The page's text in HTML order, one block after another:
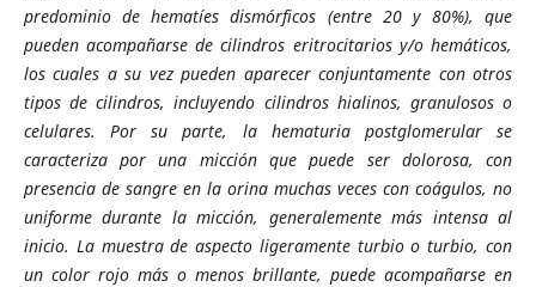
predominio de hematíes dismórficos (entre 20 y 80%), que
pueden acompañarse de cilindros eritrocitarios y/o hemáticos,
los cuales a su vez pueden aparecer conjuntamente con otros
tipos de cilindros, incluyendo cilindros hialinos, granulosos o
celulares. Por su parte, la hematuria postglomerular se
caracteriza por una micción que puede ser dolorosa, con
presencia de sangre en la orina muchas veces con coágulos, no
uniforme durante la micción, generalemente más intensa al
inicio. La muestra de aspecto ligeramente turbio o turbio, con
un color rojo más o menos brillante, puede acompañarse en